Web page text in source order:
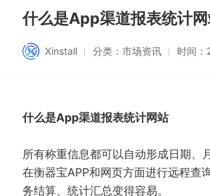
什么是App渠道报表统计
Xinstall 分类： 市场资讯 时间：
什么是App渠道报表统计网站
所有称重信息都可以自动形成日期、
在衡器宝APP和网页方面进行远程查
务结算、统计汇总变得容易。